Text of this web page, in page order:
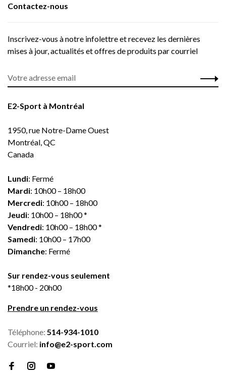
Contactez-nous
Inscrivez-vous à notre infolettre et recevez les dernières
mises à jour, actualités et offres de produits par courriel
E2-Sport à Montréal
1950, rue Notre-Dame Ouest
Montréal, QC
Canada
Lundi: Fermé
Mardi: 10h00 – 18h00
Mercredi: 10h00 – 18h00
Jeudi: 10h00 – 18h00 *
Vendredi: 10h00 – 18h00 *
Samedi: 10h00 – 17h00
Dimanche: Fermé
Sur rendez-vous seulement
*18h00 - 20h00
Prendre un rendez-vous
Téléphone: 514-934-1010
Courriel: info@e2-sport.com